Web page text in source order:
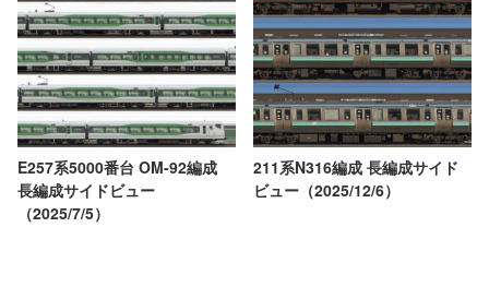
E257系5000番台 OM-92編成
長編成サイドビュー
（2025/7/5）
211系N316編成 長編成サイド
ビュー（2025/12/6）